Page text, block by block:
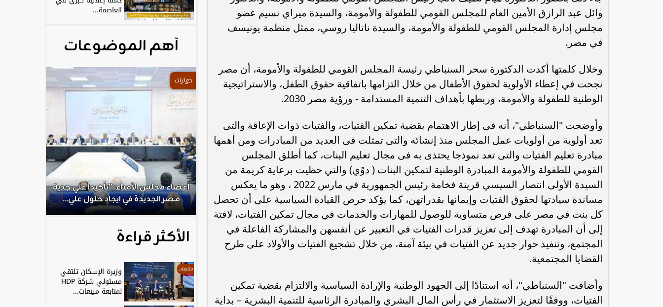
وائل عبد الرازق الأمين العام للمجلس القومي للطفولة والأمومة، والسيدة ميراي نسيم عضو
مجلس إدارة المجلس القومي للطفولة والأمومة، والسيدة ناتاليا روسي، ممثل منظمة يونيسف
في مصر.
وخلال كلمتها أكدت الدكتورة سحر السنباطي رئيسة المجلس القومي للطفولة والأمومة، أن مصر
نجحت في إعطاء الأولوية لحقوق الأطفال من خلال التزامها باتفاقية حقوق الطفل، والاستراتيجية
الوطنية للطفولة والأمومة، وربطها بأهداف التنمية المستدامة - ورؤية مصر 2030.
وأوضحت "السنباطي"، أنه فى إطار الاهتمام بقضية تمكين الفتيات، والفتيات ذوات الإعاقة والتى
تعد أولوية من أولويات عمل المجلس منذ إنشائه والتى تمثلت فى العديد من المبادرات ومن أهمها
مبادرة تعليم الفتيات والتى تعد نموذجا يحتذى به فى مجال تعليم البنات، كما أطلق المجلس
القومي للطفولة والأمومة المبادرة الوطنية لتمكين البنات ( دوًي) والتي حظيت برعاية كريمة من
السيدة الأولى انتصار السيسي قرينة فخامة رئيس الجمهورية في مارس 2022 ، وهو ما يعكس
مساندة سيادتها لحقوق الفتيات وإيمانها بقدراتهن، كما يؤكد حرص القيادة السياسية على أن تحصل
كل بنت في مصر على فرص متساوية للوصول للمهارات والخدمات في مجال تمكين الفتيات، لافتة
إلى أن المبادرة تهدف إلى تعزيز قدرات الفتيات في التعبير عن أنفسهن والمشاركة الفاعلة في
المجتمع، وتنفيذ حوار جديد عن الفتيات في بيئة آمنة، من خلال تشجيع الفتيات والأولاد على طرح
القضايا المجتمعية.
وأضافت "السنباطي"، أنه استنادًا إلى الجهود الوطنية والإرادة السياسية والالتزام بقضية تمكين
الفتيات، ووفقًا لتعزيز الاستثمار في رأس المال البشري والمبادرة الرئاسية للتنمية البشرية – بداية
العاصمة...
آهم الموضوعات
رئيس الوزراء : زيادة مخصصات الإنفاق
على الصحة والتعليم و”تكافل” و”كرامة”
محمد إمام يكتب .. ”رمضان المحبة
والسلام ”
الكاتب الصحفي محمد إمام يكتب..
”حافظوا علي مصر”
حوارات
أعضاء مجلس الأمناء: ”تأكيداً علي جدية
مصر الجديدة في ايجاد حلول علي...
الأكثر قراءة
متابعات وزيرة الإسكان تلتقي
مسئولي شركة HDP
لمتابعة مبيعات...